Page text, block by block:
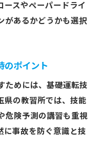
ースやペーパードライ
があるかどうかも選択
のポイント
ためには、基礎運転技
県の教習所では、技能
危険予測の講習も重視
に事故を防ぐ意識と技